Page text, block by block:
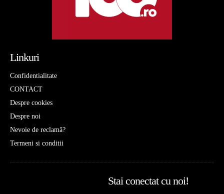
Linkuri
Confidentialitate
CONTACT
Despre cookies
Despre noi
Nevoie de reclamă?
Termeni si conditii
Stai conectat cu noi!